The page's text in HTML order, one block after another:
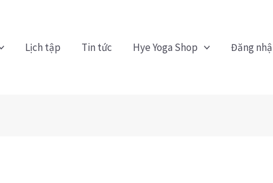
Lịch tập Tin tức Hye Yoga Shop Đăng